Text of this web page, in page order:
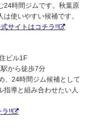
24時間ジムです。秋葉原
使いやすい候補です。
サイトはコチラ!!
ビル1F
から徒歩7分
、24時間ジム候補として
指導と組み合わせたい人
ラ!!